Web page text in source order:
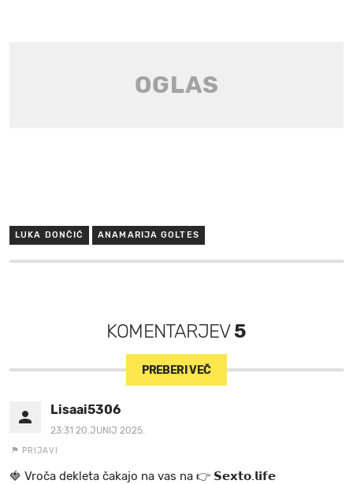
LUKA DONČIĆ ANAMARIJA GOLTES
KOMENTARJEV5
PREBERI VEČ
Lisaai5306
23:31 20.JUNIJ 2025.
PRIJAVI
🍓 V r o č a d e k l e t a ča k a jo na va s n a 👉 𝗦𝗲𝘅𝘁𝗼.𝗹𝗶𝗳𝗲